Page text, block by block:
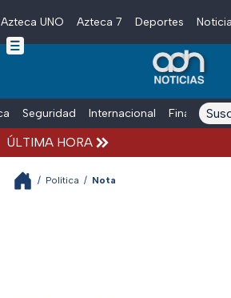
Skip to main content
Azteca UNO Azteca 7 Deportes
Seguridad Internacional Finanzas
ÚLTIMA HORA
/ Política / Nota